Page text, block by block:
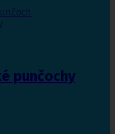
punčochy